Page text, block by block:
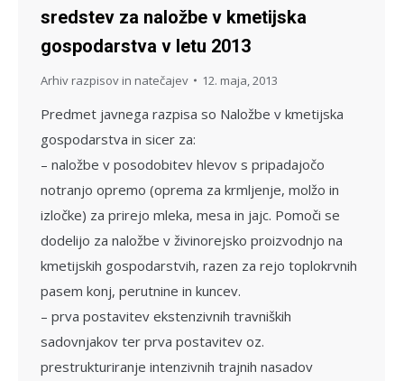
sredstev za naložbe v kmetijska
gospodarstva v letu 2013
Arhiv razpisov in natečajev 12. maja, 2013
Predmet javnega razpisa so Naložbe v kmetijska
gospodarstva in sicer za:
– naložbe v posodobitev hlevov s pripadajočo
notranjo opremo (oprema za krmljenje, molžo in
izločke) za prirejo mleka, mesa in jajc. Pomoči se
dodelijo za naložbe v živinorejsko proizvodnjo na
kmetijskih gospodarstvih, razen za rejo toplokrvnih
pasem konj, perutnine in kuncev.
– prva postavitev ekstenzivnih travniških
sadovnjakov ter prva postavitev oz.
prestrukturiranje intenzivnih trajnih nasadov